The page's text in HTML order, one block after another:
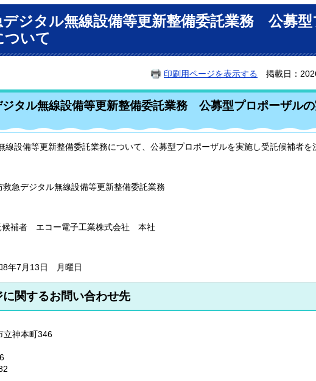
デジタル無線設備等更新整備委託業務 公募型
ついて
印刷用ページを表示する 掲載日：
ジタル無線設備等更新整備委託業務 公募型プロポーザル
設備等更新整備委託業務について、公募型プロポーザルを実施し受託候補者を
デジタル無線設備等更新整備委託業務
補者 エコー電子工業株式会社 本社
7月13日 月曜日
に関するお問い合わせ先
立神本町346